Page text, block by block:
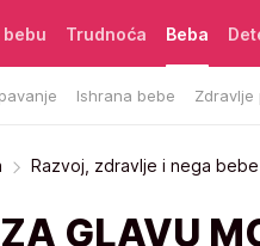
bebu Trudnoća Beba
Ishrana bebe Zdravlje
Razvoj, zdravlje i nega bebe
GLAVU